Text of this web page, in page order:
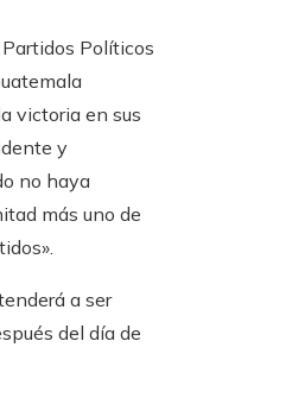
Políticos
victoria en sus
y
no haya
más uno de
a ser
del día de